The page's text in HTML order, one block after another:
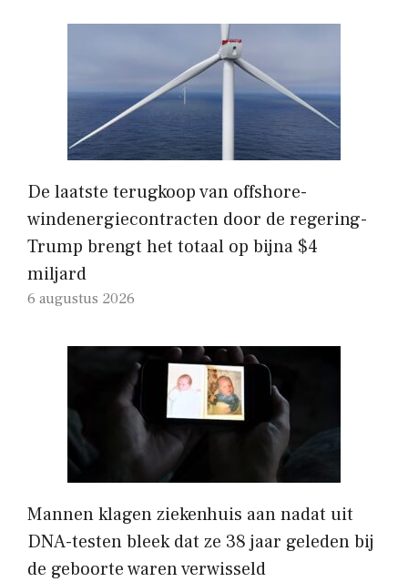
De laatste terugkoop van offshore-
windenergiecontracten door de regering-
Trump brengt het totaal op bijna $4
miljard
6 augustus 2026
Mannen klagen ziekenhuis aan nadat uit
DNA-testen bleek dat ze 38 jaar geleden bij
de geboorte waren verwisseld